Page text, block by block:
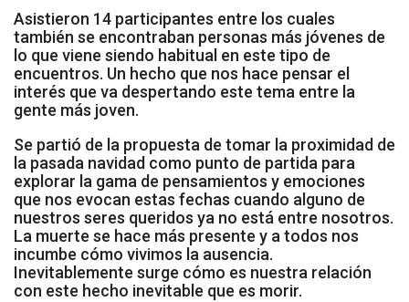
Socios Colaboradores
Colaboramos con
Formaciones
Nuestra propuesta de formación
Realizadas
Acompañamiento
Noticias
Asistieron 14 participantes entre los cuales
también se encontraban personas más jóvenes de
lo que viene siendo habitual en este tipo de
encuentros. Un hecho que nos hace pensar el
interés que va despertando este tema entre la
gente más joven.
Se partió de la propuesta de tomar la proximidad de
la pasada navidad como punto de partida para
explorar la gama de pensamientos y emociones
que nos evocan estas fechas cuando alguno de
nuestros seres queridos ya no está entre nosotros.
La muerte se hace más presente y a todos nos
incumbe cómo vivimos la ausencia.
Inevitablemente surge cómo es nuestra relación
con este hecho inevitable que es morir.